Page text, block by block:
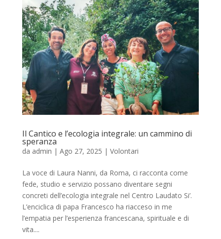
Il Cantico e l’ecologia integrale: un cammino di
speranza
da admin | Ago 27, 2025 | Volontari
La voce di Laura Nanni, da Roma, ci racconta come
fede, studio e servizio possano diventare segni
concreti dell’ecologia integrale nel Centro Laudato Si’.
L’enciclica di papa Francesco ha riacceso in me
l’empatia per l’esperienza francescana, spirituale e di
vita....